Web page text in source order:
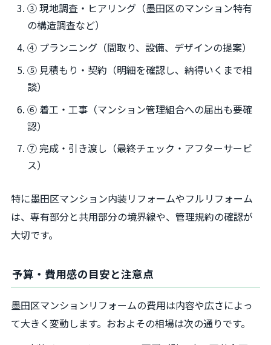
③ 現地調査・ヒアリング（墨田区のマンション特有
の構造調査など）
④ プランニング（間取り、設備、デザインの提案）
⑤ 見積もり・契約（明細を確認し、納得いくまで相
談）
⑥ 着工・工事（マンション管理組合への届出も要確
認）
⑦ 完成・引き渡し（最終チェック・アフターサービ
ス）
特に墨田区マンション内装リフォームやフルリフォーム
は、専有部分と共用部分の境界線や、管理規約の確認が
大切です。
予算・費用感の目安と注意点
墨田区マンションリフォームの費用は内容や広さによっ
て大きく変動します。おおよその相場は次の通りです。